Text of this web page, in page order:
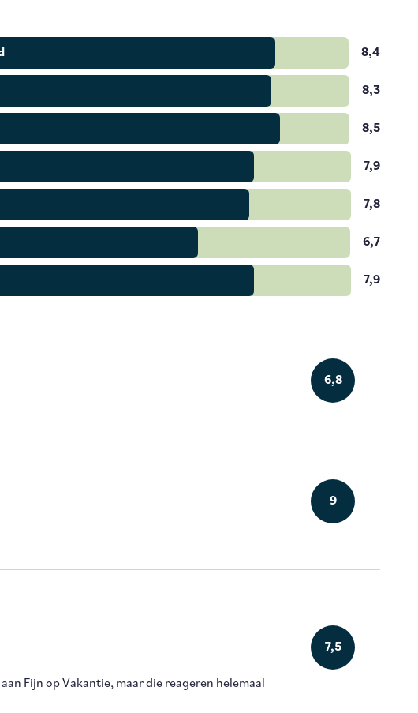
8,4
8,3
8,5
7,9
7,8
6,7
7,9
6,8
9
7,5
Fijn op Vakantie, maar die reageren helemaal